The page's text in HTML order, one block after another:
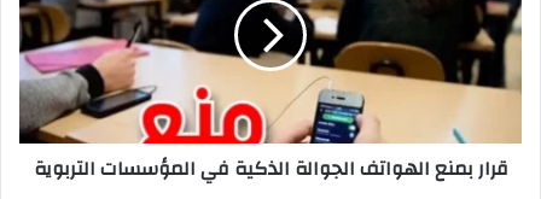
الجوالة
الذكية
المؤسسات
قرار بمنع الهواتف الجوالة الذكية في المؤسسات التربوية